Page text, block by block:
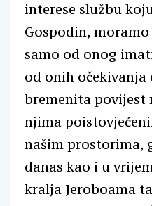
interese službu
Gospodin,
samo od onog
od onih očekivanja
bremenita povijest
njima
našim prostorima,
danas kao i u
kralja Jeroboama